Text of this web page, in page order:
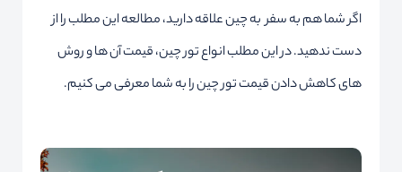
اگر شما هم به سفر به چین علاقه دارید، مطالعه این مطلب را از
دست ندهید. در این مطلب انواع تور چین، قیمت آن ها و روش
های کاهش دادن قیمت تور چین را به شما معرفی می کنیم.